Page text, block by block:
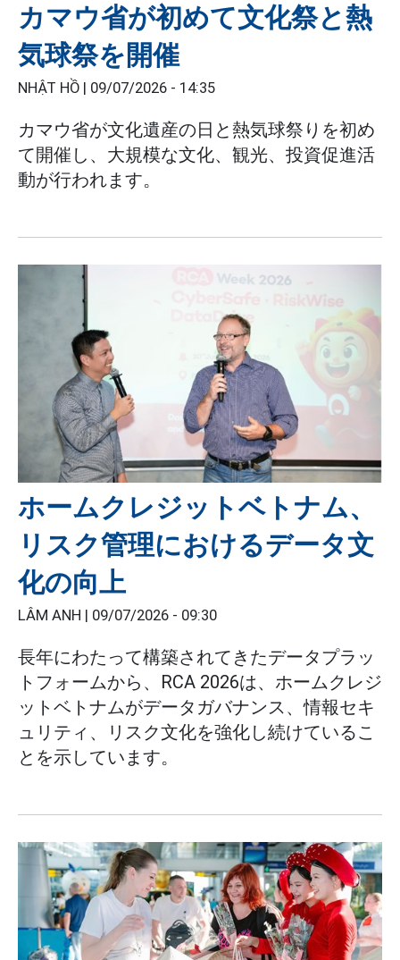
カマウ省が初めて文化祭と熱
気球祭を開催
NHẬT HỒ | 09/07/2026 - 14:35
カマウ省が文化遺産の日と熱気球祭りを初め
て開催し、大規模な文化、観光、投資促進活
動が行われます。
ホームクレジットベトナム、
リスク管理におけるデータ文
化の向上
LÂM ANH | 09/07/2026 - 09:30
長年にわたって構築されてきたデータプラッ
トフォームから、RCA 2026は、ホームクレジ
ットベトナムがデータガバナンス、情報セキ
ュリティ、リスク文化を強化し続けているこ
とを示しています。